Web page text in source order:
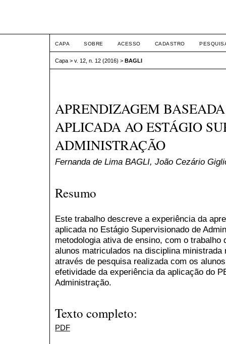
CAPA SOBRE ACESSO CADASTRO
Capa > v. 12, n. 12 (2016) > BAGLI
APRENDIZAGEM
APLICADA AO ESTÁGIO
ADMINISTRAÇÃO
Fernanda de Lima BAGLI, João Cezário
Resumo
Este trabalho descreve a experiência da
aplicada no Estágio Supervisionado de
metodologia ativa de ensino, com o trabalho
alunos matriculados na disciplina
através de pesquisa realizada com os
efetividade da experiência da aplicação do
Administração.
Texto completo:
PDF